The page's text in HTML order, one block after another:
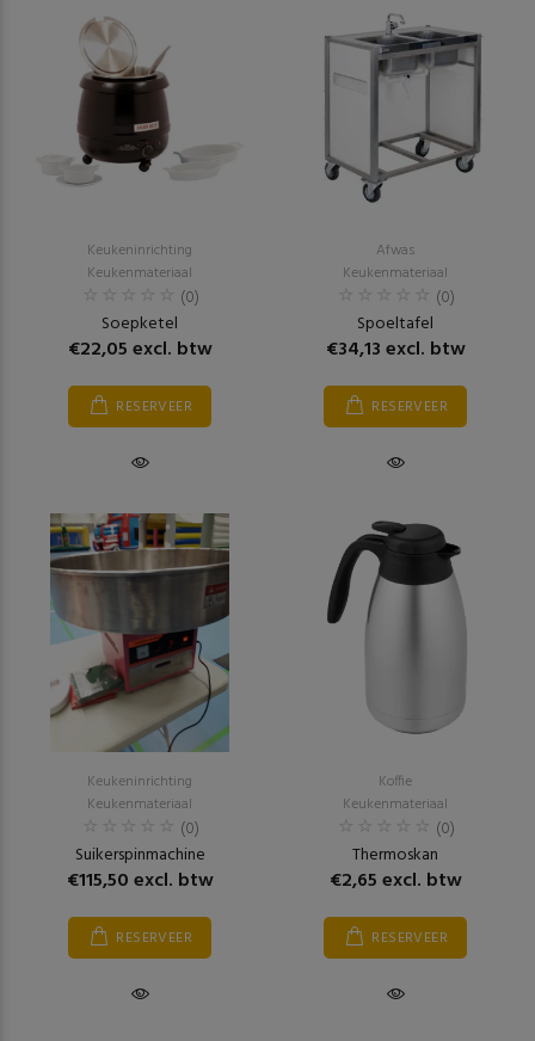
Keukeninrichting
Keukenmateriaal
(0)
Soepketel
€22,05 excl. btw
RESERVEER
Afwas
Keukenmateriaal
(0)
Spoeltafel
€34,13 excl. btw
RESERVEER
Keukeninrichting
Keukenmateriaal
(0)
Suikerspinmachine
€115,50 excl. btw
RESERVEER
Koffie
Keukenmateriaal
(0)
Thermoskan
€2,65 excl. btw
RESERVEER